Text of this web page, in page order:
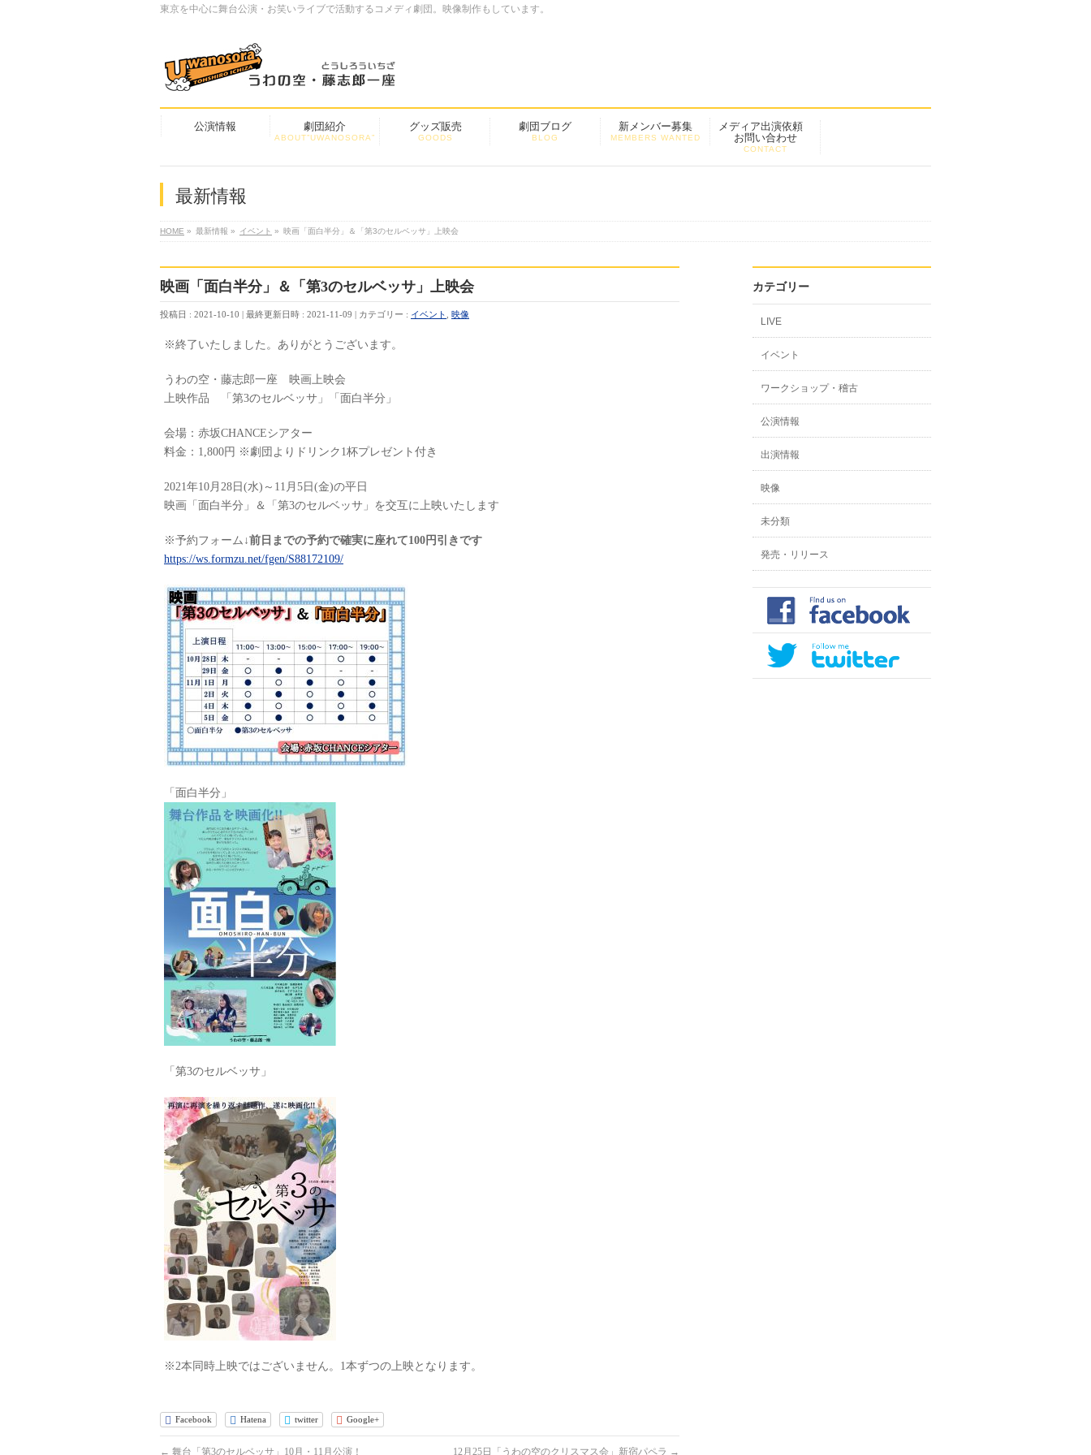
東京を中心に舞台公演・お笑いライブで活動するコメディ劇団。映像制作もしています。
公演情報 劇団紹介
ABOUT”UWANOSORA”
グッズ販売
GOODS
劇団ブログ
BLOG
新メンバー募集
MEMBERS WANTED
メディア出演依頼
お問い合わせ
CONTACT
最新情報
HOME » 最新情報 » イベント » 映画「面白半分」＆「第3のセルベッサ」上映会
映画「面白半分」＆「第3のセルベッサ」上映会
投稿日 : 2021-10-10 最終更新日時 : 2021-11-09 カテゴリー : イベント 映像
※終了いたしました。ありがとうございます。
うわの空・藤志郎一座 映画上映会
上映作品 「第3のセルベッサ」「面白半分」
会場：赤坂CHANCEシアター
料金：1,800円 ※劇団よりドリンク1杯プレゼント付き
2021年10月28日(水)～11月5日(金)の平日
映画「面白半分」＆「第3のセルベッサ」を交互に上映いたします
※予約フォーム↓前日までの予約で確実に座れて100円引きです
https://ws.formzu.net/fgen/S88172109/
「面白半分」
「第3のセルベッサ」
※2本同時上映ではございません。1本ずつの上映となります。
Facebook Hatena twitter Google+
← 舞台「第3のセルベッサ」10月・11月公演！ 12月25日「うわの空のクリスマス会」新宿パペラ →
カテゴリー
LIVE
イベント
ワークショップ・稽古
公演情報
出演情報
映像
未分類
発売・リリース